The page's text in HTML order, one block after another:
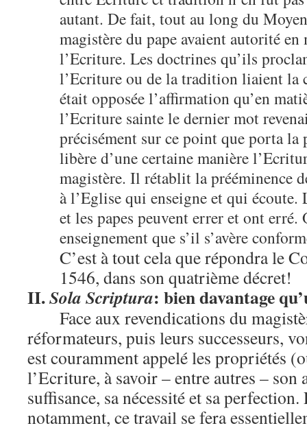
autant. De fait, tout au long du
magistère du pape avaient autorité
l’Ecriture. Les doctrines qu’ils
l’Ecriture ou de la tradition liaient la
était opposée l’affirmation qu’en
l’Ecriture sainte le dernier mot
précisément sur ce point que porta
libère d’une certaine manière
magistère. Il rétablit la prééminence
à l’Eglise qui enseigne et qui écoute.
et les papes peuvent errer et ont
enseignement que s’il s’avère
C’est à tout cela que répondra le
1546, dans son quatrième décret!
II.Sola Scriptura: bien davantage
Face aux revendications du
réformateurs, puis leurs successeurs,
est couramment appelé les propriétés
l’Ecriture, à savoir – entre autres – son
suffisance, sa nécessité et sa
notamment, ce travail se fera